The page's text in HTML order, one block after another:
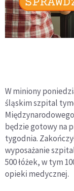
W miniony
śląskim szpital
będzie gotowy na
tygodnia.
wyposażanie
500 łóżek, w tym
opieki medycznej.